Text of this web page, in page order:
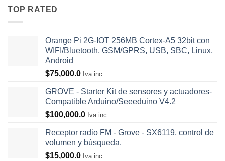
TOP RATED
Orange Pi 2G-IOT 256MB Cortex-A5 32bit con
WIFI/Bluetooth, GSM/GPRS, USB, SBC, Linux,
Android
$75,000.0 Iva inc
GROVE - Starter Kit de sensores y actuadores-
Compatible Arduino/Seeeduino V4.2
$100,000.0 Iva inc
Receptor radio FM - Grove - SX6119, control de
volumen y búsqueda.
$15,000.0 Iva inc